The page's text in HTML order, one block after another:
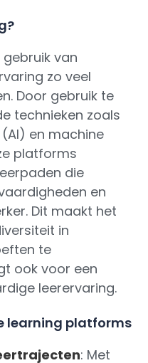
van
zo veel
Door gebruik te
technieken zoals
(AI) en machine
platforms
die
en
Dit maakt het
in
te
ook voor een
leerervaring.
learning platforms
: Met